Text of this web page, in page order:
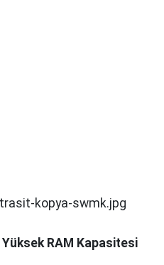
Yüksek RAM Kapasitesi